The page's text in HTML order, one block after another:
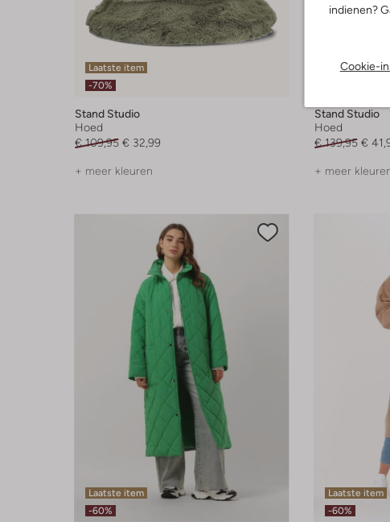
indienen?
Cookie-
Laatste item
-70%
Stand Studio
Hoed
€ 109,95 € 32,99
+ meer kleuren
Laatste item
Stand Studio
Hoed
€ 139,95 €
+ meer
Laatste item
-60%
Laatste item
-60%